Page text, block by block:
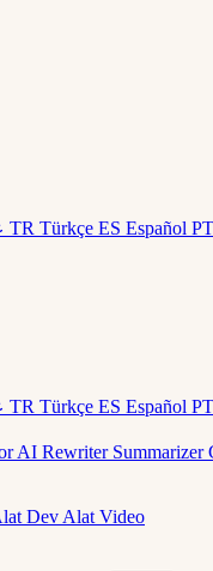
TR Türkçe ES Español
TR Türkçe ES Español
AI Rewriter Summarizer
Dev Alat Video